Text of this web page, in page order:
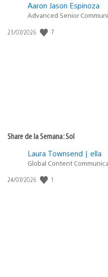
Aaron Jason Espinoza
Advanced Senior
Fecha
23/07/2026 7
Share de la Semana: Sol
Laura Townsend | ella
Global Content
Fecha
24/07/2026 1